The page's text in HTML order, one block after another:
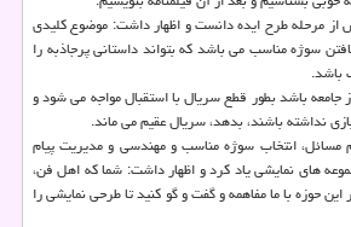
از مرحله طرح ایده دانست و اظهار داشت: موضوع کلیدی
سوژه مناسب می باشد که بتواند داستانی پرجاذبه را
باشد.
جامعه باشد بطور قطع سریال با استقبال مواجه می شود و
نداشته باشند، بدهد، سریال عقیم می ماند.
انتخاب سوژه مناسب و مهندسی و مدیریت پیام
های نمایشی یاد کرد و اظهار داشت: شما که اهل فن،
حوزه با ما مفاهمه و گفت و گو کنید تا طرحی نمایشی را